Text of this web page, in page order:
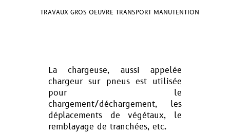
TRAVAUX GROS OEUVRE TRANSPORT MANUTENTION
La chargeuse, aussi appelée
chargeur sur pneus est utilisée
pour le
chargement/déchargement, les
déplacements de végétaux, le
remblayage de tranchées, etc.